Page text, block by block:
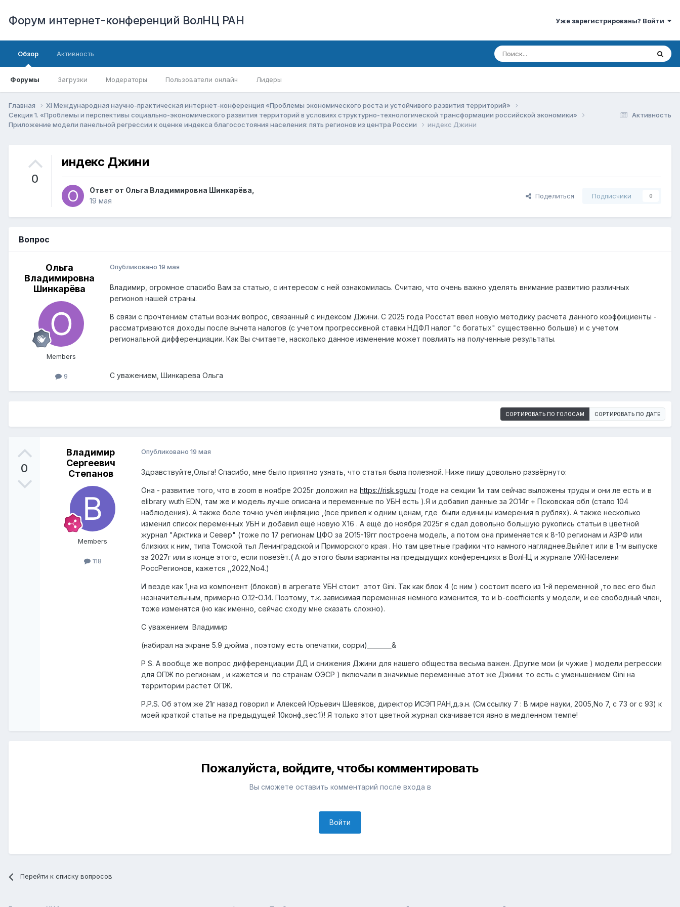
Форум интернет-конференций ВолНЦ РАН Уже зарегистрированы? Войти
Обзор
Форумы Загрузки Модераторы Пользователи онлайн Лидеры
Активность
Активность
Главная
XI Международная научно-практическая интернет-конференция «Проблемы экономического роста и устойчивого развития территорий»
Секция 1. «Проблемы и перспективы социально-экономического развития территорий в условиях структурно-технологической трансформации российской экономики»
Приложение модели панельной регрессии к оценке индекса благосостояния населения: пять регионов из центра России
индекс Джини
0
индекс Джини
Ответ от Ольга Владимировна Шинкарёва
19 мая
Поделиться Подписчики 0
Вопрос
Ольга
Владимировна
Шинкарёва
Members
9
Опубликовано 19 мая
Владимир, огромное спасибо Вам за статью, с интересом с ней ознакомилась. Считаю, что очень важно уделять внимание развитию различных
регионов нашей страны.
В связи с прочтением статьи возник вопрос, связанный с индексом Джини. С 2025 года Росстат ввел новую методику расчета данного коэффициенты -
рассматриваются доходы после вычета налогов (с учетом прогрессивной ставки НДФЛ налог "с богатых" существенно больше) и с учетом
региональной дифференциации. Как Вы считаете, насколько данное изменение может повлиять на полученные результаты.
С уважением, Шинкарева Ольга
СОРТИРОВАТЬ ПО ГОЛОСАМ СОРТИРОВАТЬ ПО ДАТЕ
0
Владимир
Сергеевич
Степанов
Members
118
Опубликовано 19 мая
Здравствуйте,Ольга! Спасибо, мне было приятно узнать, что статья была полезной. Ниже пишу довольно развёрнуто:
Она - развитие того, что в zoom в ноябре 2О25г доложил на https://risk.sgu.ru (тоде на секции 1и там сейчас выложены труды и они ле есть и в
elibrary wuth EDN, там же и модель лучше описана и переменные по УБН есть ).Я и добавил данные за 2О14г + Псковская обл (стало 104
наблюдения). А также боле точно учёл инфляцию ,(все привел к одним ценам, где были единицы измерения в рублях). А также несколько
изменил список переменных УБН и добавил ещё новую Х16 . А ещё до ноября 2025г я сдал довольно большую рукопись статьи в цветной
журнал "Арктика и Север" (тоже по 17 регионам ЦФО за 2О15-19гг построена модель, а потом она применяется к 8-10 регионам и АЗРФ или
близких к ним, типа Томской тьл Ленинградской и Приморского края . Но там цветные графики что намного нагляднее.Выйлет или в 1-м выпуске
за 2027г или в конце этого, если повезёт.( А до этого были варианты на предыдущих конференциях в ВолНЦ и журнале УЖНаселени
РоссРегионов, кажется ,,2022,No4.)
И везде как 1,на из компонент (блоков) в агрегате УБН стоит этот Gini. Так как блок 4 (с ним ) состоит всего из 1-й переменной ,то вес его был
незначительным, примерно О.12-О.14. Поэтому, т.к. зависимая переменная немного изменится, то и b-coefficients у модели, и её свободный член,
тоже изменятся (но как именно, сейчас сходу мне сказать сложно).
С уважением Владимир
(набирал на экране 5.9 дюйма , поэтому есть опечатки, сорри)________&
P S. А вообще же вопрос дифференциации ДД и снижения Джини для нашего общества весьма важен. Другие мои (и чужие ) модели регрессии
для ОПЖ по регионам , и кажется и по странам ОЭСР ) включали в значимые переменные этот же Джини: то есть с уменьшением Gini на
территории растет ОПЖ.
P.P.S. Об этом же 21г назад говорил и Алексей Юрьевич Шевяков, директор ИСЭП РАН,д.э.н. (См.ссылку 7 : В мире науки, 2005,No 7, c 73 or c 93) к
моей краткой статье на предыдущей 10конф.,sec.1)! Я только этот цветной журнал скачивается явно в медленном темпе!
Пожалуйста, войдите, чтобы комментировать
Вы сможете оставить комментарий после входа в
Войти
Перейти к списку вопросов